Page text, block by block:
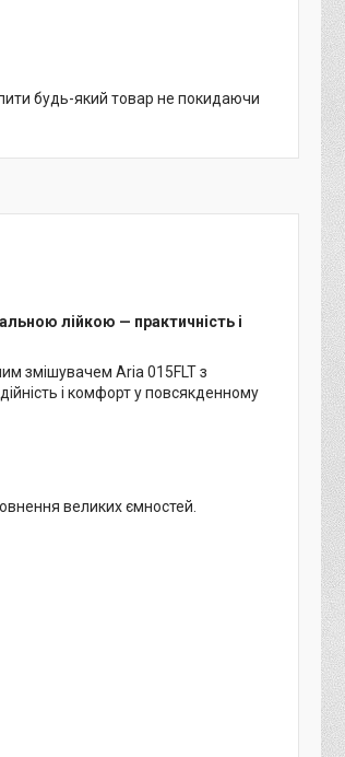
будь-який товар не покидаючи
лійкою — практичність і
змішувачем Aria 015FLT з
і комфорт у повсякденному
великих ємностей.